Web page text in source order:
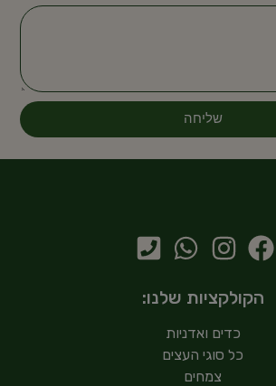
שליחה
הקולקציות שלנו:
כדים ואדניות
כל סוגי העצים
צמחים